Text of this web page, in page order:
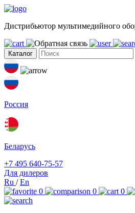
Дистрибьютор мультимедийного
Каталог
Россия
Беларусь
+7 495 640-75-57
Для дилеров
Ru /En
0
0 0